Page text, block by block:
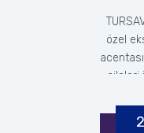
özel
aileleri